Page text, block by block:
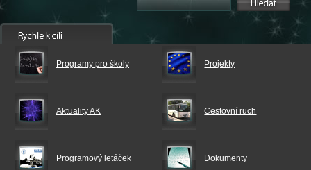
Programy pro školy Projekty
Aktuality AK Cestovní ruch
Programový letáček Dokumenty